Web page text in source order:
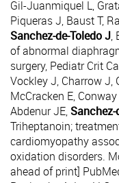
Gil-Juanmiquel L,
Piqueras J, Baust T,
Sanchez-de-Toledo J,
of abnormal
surgery, Pediatr Crit
Vockley J, Charrow J,
McCracken E,
Abdenur JE,Sanchez-
Triheptanoin;
cardiomyopathy
oxidation disorders.
ahead of print]